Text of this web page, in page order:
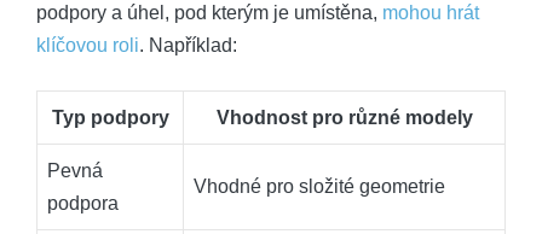
podpory a úhel, pod kterým je umístěna, mohou hrát
klíčovou roli. Například:
Typ podpory Vhodnost pro různé modely
Pevná
podpora
Vhodné pro složité geometrie